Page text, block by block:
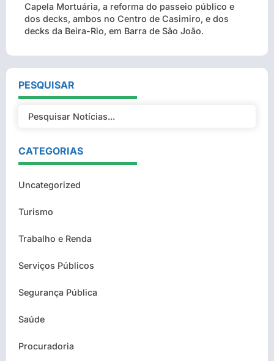
Capela Mortuária, a reforma do passeio público e
dos decks, ambos no Centro de Casimiro, e dos
decks da Beira-Rio, em Barra de São João.
PESQUISAR
CATEGORIAS
Uncategorized
Turismo
Trabalho e Renda
Serviços Públicos
Segurança Pública
Saúde
Procuradoria